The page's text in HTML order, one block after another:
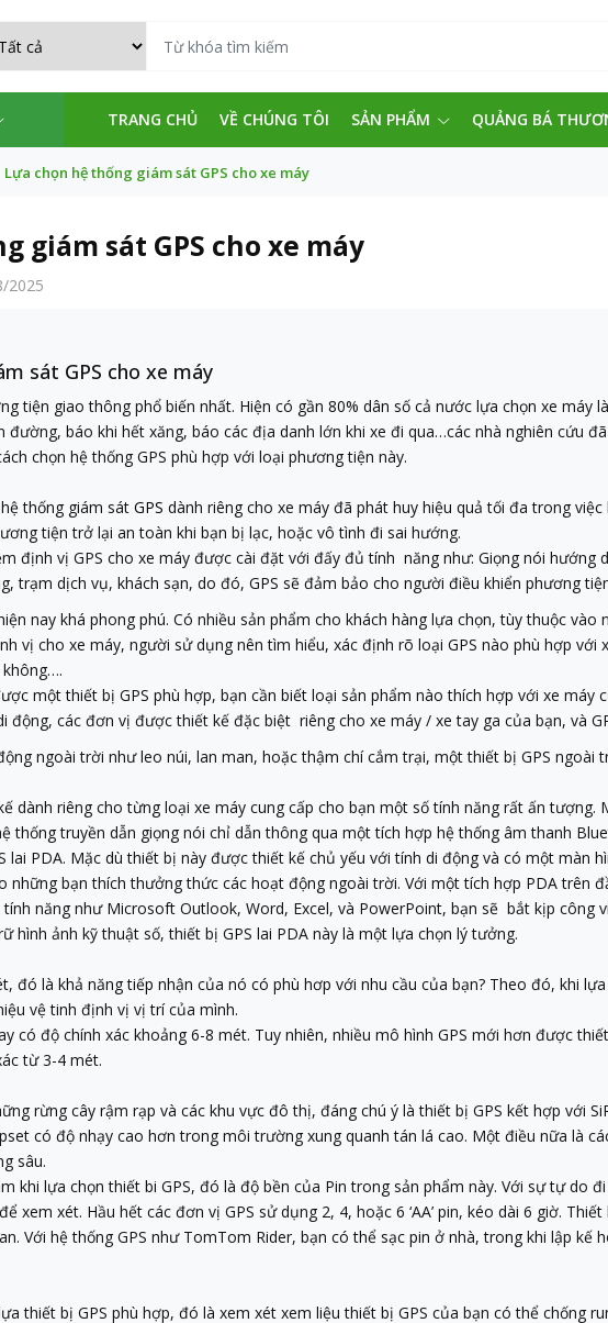
TRANG CHỦ VỀ CHÚNG TÔI SẢN PHẨM QUẢNG BÁ
Lựa chọn hệ thống giám sát GPS cho xe máy
giám sát GPS cho xe máy
2025
sát GPS cho xe máy
tiện giao thông phổ biến nhất. Hiện có gần 80% dân số cả nước lựa chọn xe
đường, báo khi hết xăng, báo các địa danh lớn khi xe đi qua…các nhà nghiên cứu
chọn hệ thống GPS phù hợp với loại phương tiện này.
thống giám sát GPS dành riêng cho xe máy đã phát huy hiệu quả tối đa trong
tiện trở lại an toàn khi bạn bị lạc, hoặc vô tình đi sai hướng.
định vị GPS cho xe máy được cài đặt với đấy đủ tính năng như: Giọng nói hướng
trạm dịch vụ, khách sạn, do đó, GPS sẽ đảm bảo cho người điều khiển phương
nay khá phong phú. Có nhiều sản phẩm cho khách hàng lựa chọn, tùy thuộc
vị cho xe máy, người sử dụng nên tìm hiểu, xác định rõ loại GPS nào phù hợp với
một thiết bị GPS phù hợp, bạn cần biết loại sản phẩm nào thích hợp với xe máy
động, các đơn vị được thiết kế đặc biệt riêng cho xe máy / xe tay ga của bạn, và
ngoài trời như leo núi, lan man, hoặc thậm chí cắm trại, một thiết bị GPS
dành riêng cho từng loại xe máy cung cấp cho bạn một số tính năng rất ấn
thống truyền dẫn giọng nói chỉ dẫn thông qua một tích hợp hệ thống âm thanh
lai PDA. Mặc dù thiết bị này được thiết kế chủ yếu với tính di động và có một màn
những bạn thích thưởng thức các hoạt động ngoài trời. Với một tích hợp PDA trên
tính năng như Microsoft Outlook, Word, Excel, và PowerPoint, bạn sẽ bắt kịp công
hình ảnh kỹ thuật số, thiết bị GPS lai PDA này là một lựa chọn lý tưởng.
đó là khả năng tiếp nhận của nó có phù hơp với nhu cầu của bạn? Theo đó, khi
vệ tinh định vị vị trí của mình.
có độ chính xác khoảng 6-8 mét. Tuy nhiên, nhiều mô hình GPS mới hơn được
từ 3-4 mét.
rừng cây rậm rạp và các khu vực đô thị, đáng chú ý là thiết bị GPS kết hợp với
có độ nhạy cao hơn trong môi trường xung quanh tán lá cao. Một điều nữa là
sâu.
khi lựa chọn thiết bi GPS, đó là độ bền của Pin trong sản phẩm này. Với sự tự do
xem xét. Hầu hết các đơn vị GPS sử dụng 2, 4, hoặc 6 ‘AA’ pin, kéo dài 6 giờ.
Với hệ thống GPS như TomTom Rider, bạn có thể sạc pin ở nhà, trong khi lập kế
thiết bị GPS phù hợp, đó là xem xét xem liệu thiết bị GPS của bạn có thể chống